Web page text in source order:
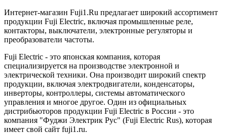
Интернет-магазин Fuji1.Ru предлагает широкий ассортимент
продукции Fuji Electric, включая промышленные реле,
контакторы, выключатели, электронные регуляторы и
преобразователи частоты.
Fuji Electric - это японская компания, которая
специализируется на производстве электронной и
электрической техники. Она производит широкий спектр
продукции, включая электродвигатели, конденсаторы,
инверторы, контроллеры, системы автоматического
управления и многое другое. Один из официальных
дистрибьюторов продукции Fuji Electric в России - это
компания "Фуджи Электрик Рус" (Fuji Electric Rus), которая
имеет свой сайт fuji1.ru.